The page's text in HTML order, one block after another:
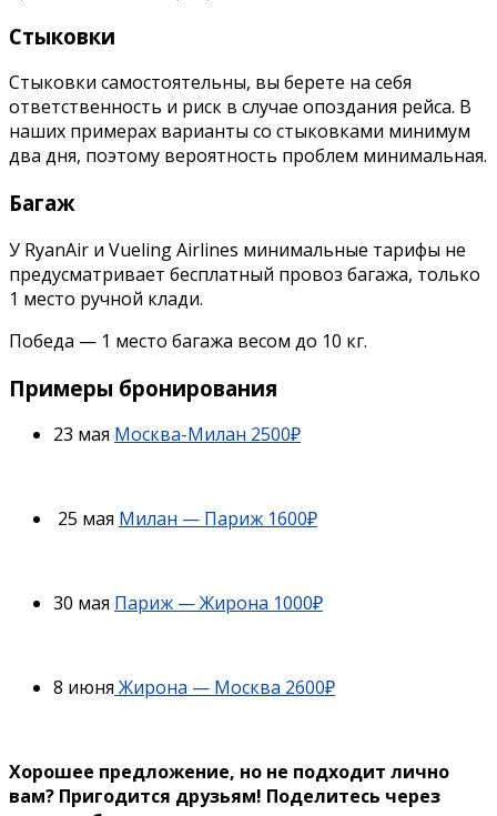
Стыковки
Стыковки самостоятельны, вы берете на себя
ответственность и риск в случае опоздания рейса. В
наших примерах варианты со стыковками минимум
два дня, поэтому вероятность проблем минимальная.
Багаж
У RyanAir и Vueling Airlines минимальные тарифы не
предусматривает бесплатный провоз багажа, только
1 место ручной клади.
Победа — 1 место багажа весом до 10 кг.
Примеры бронирования
23 мая Москва-Милан 2500₽
25 мая Милан — Париж 1600₽
30 мая Париж — Жирона 1000₽
8 июня Жирона — Москва 2600₽
Хорошее предложение, но не подходит лично
вам? Пригодится друзьям! Поделитесь через